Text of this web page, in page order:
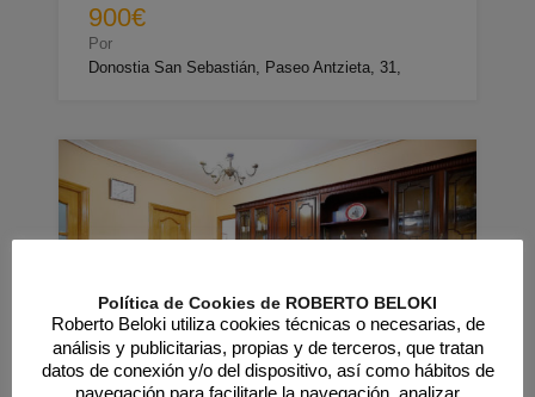
900€
Por
Donostia San Sebastián, Paseo Antzieta, 31,
EXCLUSIVA
Política de Cookies de ROBERTO BELOKI
Roberto Beloki utiliza cookies técnicas o necesarias, de
análisis y publicitarias, propias y de terceros, que tratan
datos de conexión y/o del dispositivo, así como hábitos de
navegación para facilitarle la navegación, analizar